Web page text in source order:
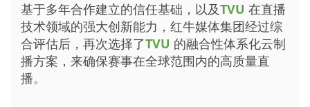
基于多年合作建立的信任基础，以及TVU 在直播
技术领域的强大创新能力，红牛媒体集团经过综
合评估后，再次选择了TVU 的融合性体系化云制
播方案，来确保赛事在全球范围内的高质量直
播。